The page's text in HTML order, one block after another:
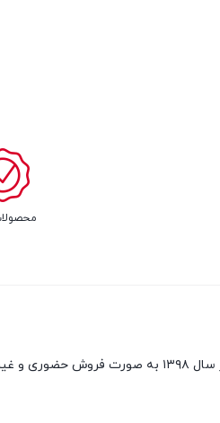
امید یدک فعالیت خود را در زمینه تامین و فروش قطعات و لوازم خودرو های هیوندا و کیا و همچنین آینه و چراغ و